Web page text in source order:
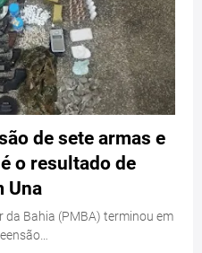
de sete armas e
o resultado de
Una
da Bahia (PMBA) terminou em